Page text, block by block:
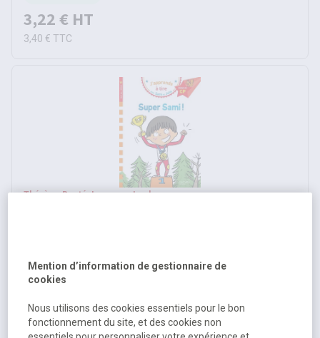
3,22 € HT
3,40 € TTC
Thérèse Bonté, Laurence Lesbre
3,22 € HT
Mention d’information de gestionnaire de
cookies
Nous utilisons des cookies essentiels pour le bon
fonctionnement du site, et des cookies non